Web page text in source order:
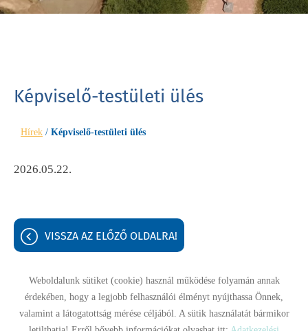
Képviselő-testületi ülés
Hírek / Képviselő-testületi ülés
2026.05.22.
VISSZA AZ ELŐZŐ OLDALRA!
Oldal információk Adatkezelési tájékoztató Impresszum
Weboldalunk sütiket (cookie) használ működése folyamán annak
érdekében, hogy a legjobb felhasználói élményt nyújthassa Önnek,
valamint a látogatottság mérése céljából. A sütik használatát bármikor